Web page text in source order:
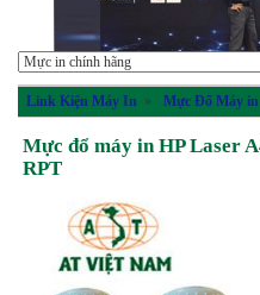
Link Kiện Máy In » Mực Đổ Máy in
Mực đổ máy in HP Laser
RPT